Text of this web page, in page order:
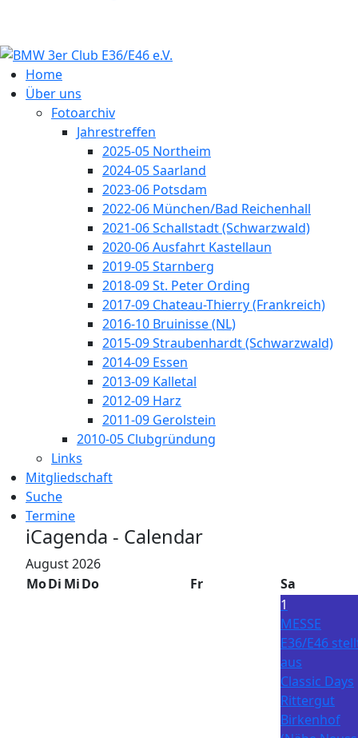
Home
Über uns
Fotoarchiv
Jahrestreffen
2025-05 Northeim
2024-05 Saarland
2023-06 Potsdam
2022-06 München/Bad Reichenhall
2021-06 Schallstadt (Schwarzwald)
2020-06 Ausfahrt Kastellaun
2019-05 Starnberg
2018-09 St. Peter Ording
2017-09 Chateau-Thierry (Frankreich)
2016-10 Bruinisse (NL)
2015-09 Straubenhardt (Schwarzwald)
2014-09 Essen
2013-09 Kalletal
2012-09 Harz
2011-09 Gerolstein
2010-05 Clubgründung
Links
Mitgliedschaft
Suche
Termine
iCagenda - Calendar
August 2026
MoDi MiDo Fr
Sa
1
MESSE
E36/E46
aus
Classic Days
Rittergut
Birkenhof